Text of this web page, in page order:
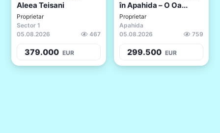
Aleea Teisani
Proprietar
Sector 1
05.08.2026
467
379.000 EUR
în Apahida – O Oa...
Proprietar
Apahida
05.08.2026
759
299.500 EUR